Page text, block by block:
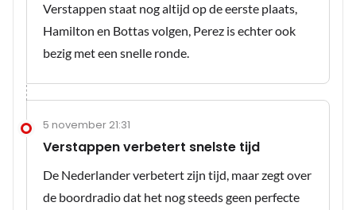
Verstappen staat nog altijd op de eerste plaats,
Hamilton en Bottas volgen, Perez is echter ook
bezig met een snelle ronde.
5 november 21:31
Verstappen verbetert snelste tijd
De Nederlander verbetert zijn tijd, maar zegt over
de boordradio dat het nog steeds geen perfecte